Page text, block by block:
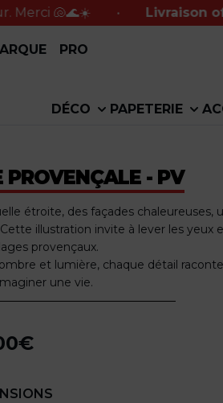
• Livraison offerte
PRO
DÉCO PAPETERIE
PROVENÇALE - PV
étroite, des façades chaleureuses,
illustration invite à lever les yeux
provençaux.
et lumière, chaque détail
une vie.
€